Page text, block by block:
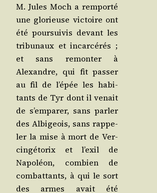
M. Jules Moch a rem­por­té
une glo­rieuse vic­toire ont
été pour­sui­vis devant les
tri­bu­naux et incar­cé­rés ;
et sans remon­ter à
Alexandre, qui fit pas­ser
au fil de l’é­pée les habi­
tants de Tyr dont il venait
de s’emparer, sans par­ler
des Albi­geois, sans rap­pe­
ler la mise à mort de Ver­
cin­gé­to­rix et l’exil de
Napo­léon, com­bien de
com­bat­tants, à qui le sort
des armes avait été